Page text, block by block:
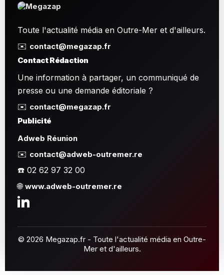
Toute l'actualité média en Outre-Mer et d'ailleurs.
✉️ contact@megazap.fr
Contact Rédaction
Une information à partager, un communiqué de
presse ou une demande éditoriale ?
✉️ contact@megazap.fr
Publicité
Adweb Réunion
✉️ contact@adweb-outremer.re
☎️ 02 62 97 32 00
🌐www.adweb-outremer.re
© 2026 Megazap.fr - Toute l'actualité média en Outre-
Mer et d'ailleurs.